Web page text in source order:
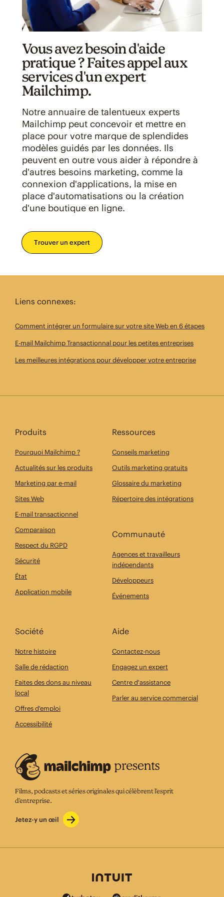
Vous avez besoin d'aide
pratique ? Faites appel aux
services d'un expert
Mailchimp.
Notre annuaire de talentueux experts
Mailchimp peut concevoir et mettre en
place pour votre marque de splendides
modèles guidés par les données. Ils
peuvent en outre vous aider à répondre à
d'autres besoins marketing, comme la
connexion d'applications, la mise en
place d'automatisations ou la création
d'une boutique en ligne.
Trouver un expert
Liens connexes:
Comment intégrer un formulaire sur votre site Web en 6 étapes
E-mail Mailchimp Transactionnal pour les petites entreprises
Les meilleures intégrations pour développer votre entreprise
Produits
Pourquoi Mailchimp ?
Actualités sur les produits
Marketing par e-mail
Sites Web
E-mail transactionnel
Comparaison
Respect du RGPD
Sécurité
État
Application mobile
Ressources
Conseils marketing
Outils marketing gratuits
Glossaire du marketing
Répertoire des intégrations
Communauté
Agences et travailleurs
indépendants
Développeurs
Événements
Société
Notre histoire
Salle de rédaction
Faites des dons au niveau
local
Offres d'emploi
Accessibilité
Aide
Contactez-nous
Engagez un expert
Centre d'assistance
Parler au service commercial
Films, podcasts et séries originales qui célèbrent l'esprit
d'entreprise.
Jetez-y un œil